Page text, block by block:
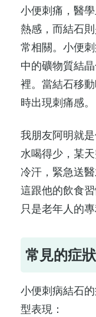
小便刺痛，醫
熱感，而結石
常相關。小便
中的礦物質結
裡。當結石移
時出現刺痛感。
我朋友阿明就
水喝得少，某
冷汗，緊急送
這跟他的飲食
只是老年人的
常見的症
小便刺病結石
型表現：